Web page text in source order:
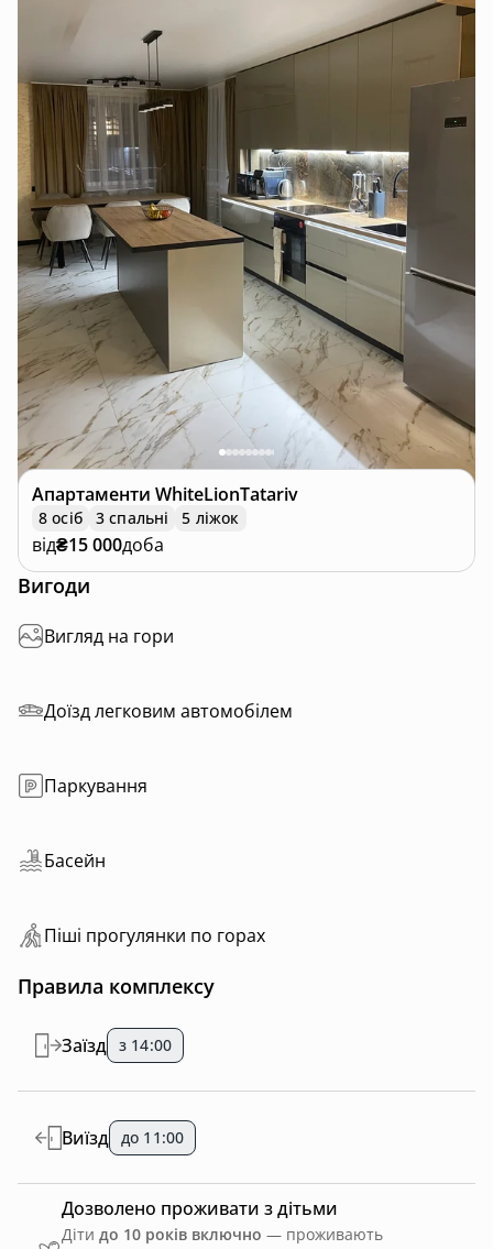
Апартаменти WhiteLionTatariv
8 осіб 3 спальні 5 ліжок
від₴15 000доба
Вигоди
Вигляд на гори
Доїзд легковим автомобілем
Паркування
Басейн
Пiшi прoгулянки пo горах
Правила комплексу
Заїзд з 14:00
Виїзд до 11:00
Дозволено проживати з дітьми
Діти до 10 років включно — проживають